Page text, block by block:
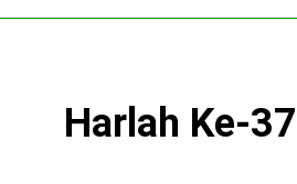
Harlah Ke-